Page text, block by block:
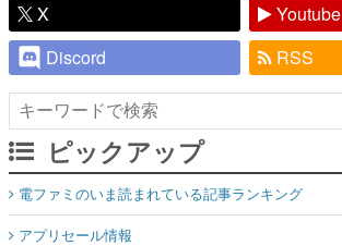
X
Youtube
Discord
RSS
ピックアップ
電ファミのいま読まれている記事ランキング
アプリセール情報